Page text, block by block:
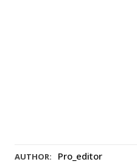
AUTHOR: Pro_editor